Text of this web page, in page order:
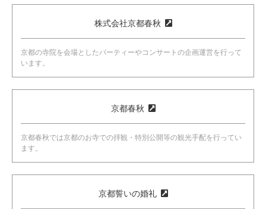
株式会社京都春秋
京都の寺院を会場としたパーティーやコンサートの企画運営を行って
います。
京都春秋
京都春秋では京都のお寺での拝観・特別公開等の観光手配を行ってい
ます。
京都誓いの婚礼